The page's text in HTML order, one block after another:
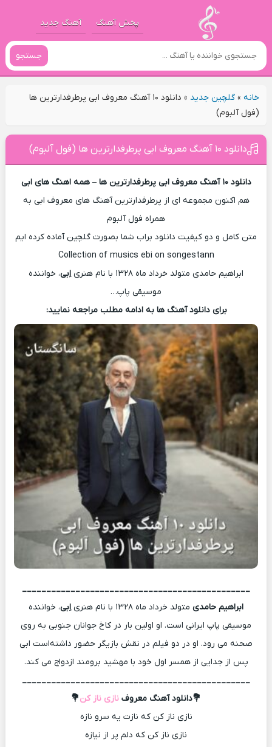
پخش آهنگ آهنگ جدید
جستجو
خانه» گلچین جدید »
دانلود ۱۰ آهنگ معروف ابی پرطرفدارترین ها
(فول آلبوم)
دانلود ۱۰ آهنگ معروف ابی پرطرفدارترین ها (فول آلبوم)
دانلود ۱۰ آهنگ معروف ابی پرطرفدارترین ها – همه اهنگ های ابی
هم اکنون مجموعه ای از پرطرفدارترین آهنگ های معروف ابی به
همراه فول آلبوم
متن کامل و دو کیفیت دانلود براب شما بصورت گلچین آماده کرده ایم
Collection of musics ebi on songestann
ابراهیم حامدی متولد خرداد ماه ۱۳۲۸ با نام هنری
اِبی، خواننده
موسیقی پاپ…
برای دانلود آهنگ ها به ادامه مطلب مراجعه نمایید:
_______________________________________________
ابراهیم حامدی متولد خرداد ماه ۱۳۲۸ با نام هنری اِبی، خواننده
موسیقی پاپ ایرانی است. او اولین بار در کاخ جوانان جنوبی به روی
صحنه می رود. او در دو فیلم در نقش بازیگر حضور داشته‌است ابی
پس از جدایی از همسر اول خود با مهشید برومند ازدواج می‌ کند.
_______________________________________________
💐دانلود آهنگ معروف نازی ناز کن💐
نازی ناز کن که نازت یه سرو نازه
نازی ناز کن که دلم پر از نیازه